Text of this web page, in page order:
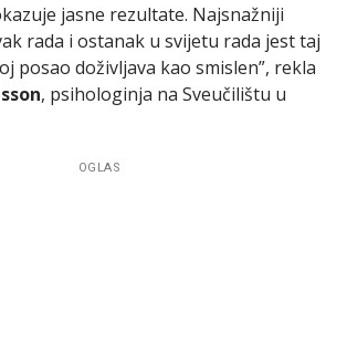
jasne rezultate. Najsnažniji
rada i ostanak u svijetu rada jest taj
posao doživljava kao smislen”, rekla
, psihologinja na Sveučilištu u
OGLAS